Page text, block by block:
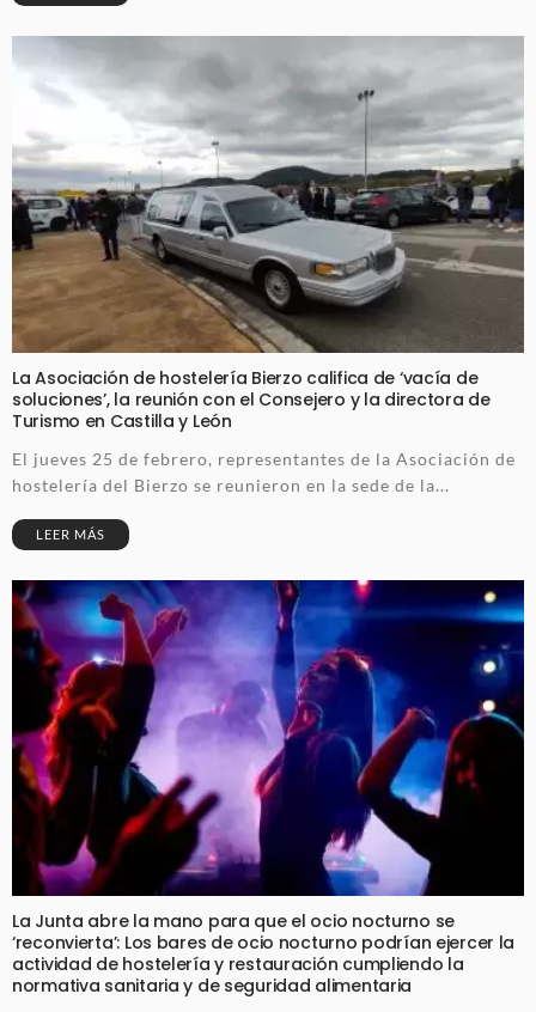
La Asociación de hostelería Bierzo califica de ‘vacía de
soluciones’, la reunión con el Consejero y la directora de
Turismo en Castilla y León
El jueves 25 de febrero, representantes de la Asociación de
hostelería del Bierzo se reunieron en la sede de la...
LEER MÁS
La Junta abre la mano para que el ocio nocturno se
‘reconvierta’: Los bares de ocio nocturno podrían ejercer la
actividad de hostelería y restauración cumpliendo la
normativa sanitaria y de seguridad alimentaria